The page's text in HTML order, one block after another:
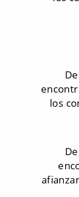
los